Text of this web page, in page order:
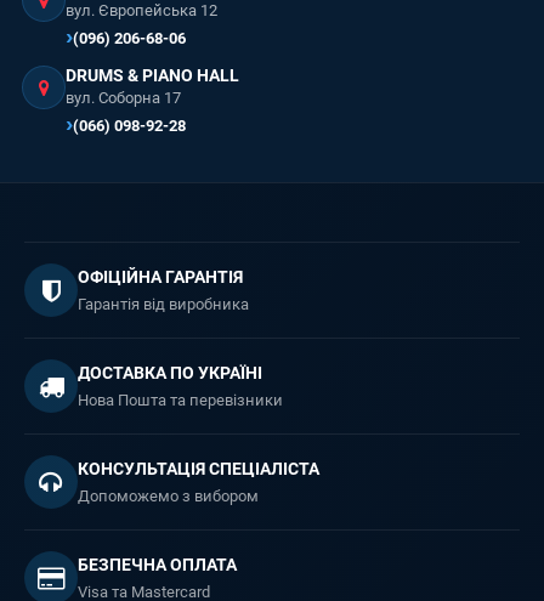
вул. Європейська 12
(096) 206-68-06
DRUMS & PIANO HALL
вул. Соборна 17
(066) 098-92-28
ОФІЦІЙНА ГАРАНТІЯ
Гарантія від виробника
ДОСТАВКА ПО УКРАЇНІ
Нова Пошта та перевізники
КОНСУЛЬТАЦІЯ СПЕЦІАЛІСТА
Допоможемо з вибором
БЕЗПЕЧНА ОПЛАТА
Visa та Mastercard